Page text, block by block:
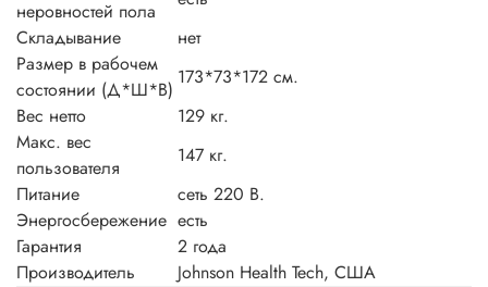
неровностей пола
Складывание
нет
Размер в рабочем
состоянии (Д*Ш*В)
173*73*172 см.
Вес нетто
129 кг.
Макс. вес
пользователя
147 кг.
Питание
сеть 220 В.
Энергосбережение есть
Гарантия
2 года
Производитель
Johnson Health Tech, США